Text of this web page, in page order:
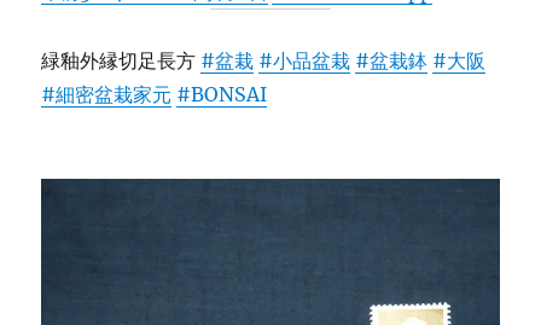
緑釉外縁切足長方 #盆栽 #小品盆栽 #盆栽鉢 #大阪
#細密盆栽家元 #BONSAI